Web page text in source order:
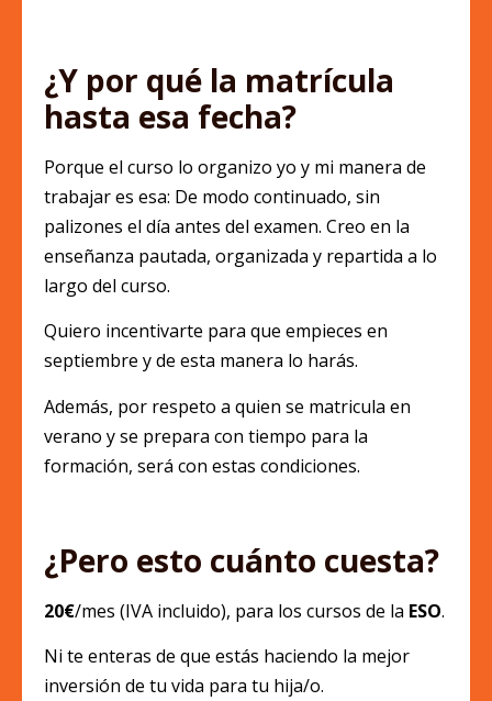
¿Y por qué la matrícula
hasta esa fecha?
Porque el curso lo organizo yo y mi manera de
trabajar es esa: De modo continuado, sin
palizones el día antes del examen. Creo en la
enseñanza pautada, organizada y repartida a lo
largo del curso.
Quiero incentivarte para que empieces en
septiembre y de esta manera lo harás.
Además, por respeto a quien se matricula en
verano y se prepara con tiempo para la
formación, será con estas condiciones.
¿Pero esto cuánto cuesta?
20€/mes (IVA incluido), para los cursos de la ESO.
Ni te enteras de que estás haciendo la mejor
inversión de tu vida para tu hija/o.